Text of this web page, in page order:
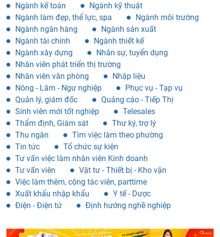
Ngành kế toán
Ngành kỹ thuật
Ngành làm đẹp, thể lực, spa
Ngành môi trường
Ngành ngân hàng
Ngành sản xuất
Ngành tài chính
Ngành thiết kế
Ngành xây dựng
Nhân sự, tuyển dụng
Nhân viên phát triển thị trường
Nhân viên văn phòng
Nhập liệu
Nông - Lâm - Ngư nghiệp
Phục vụ - Tạp vụ
Quản lý, giám đốc
Quảng cáo - Tiếp Thị
Sinh viên mới tốt nghiệp
Telesales
Thẩm định, Giám sát
Thư ký, trợ lý
Thu ngân
Tìm việc làm theo phường
Tin tức
Tổ chức sự kiện
Tư vấn việc làm nhân viên Kinh doanh
Tư vấn viên
Vật tư - Thiết bị - Kho vận
Việc làm thêm, cộng tác viên, parttime
Xuất khẩu nhập khẩu
Y tế - Dược
Điện - Điện tử
Định hướng nghề nghiệp